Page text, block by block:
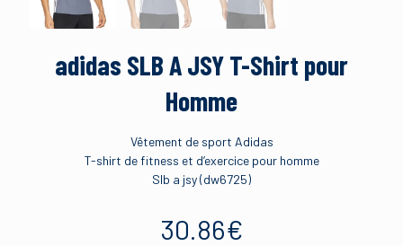
adidas SLB A JSY T-Shirt pour
Homme
Vêtement de sport Adidas
T-shirt de fitness et d’exercice pour homme
Slb a jsy (dw6725)
30.86€